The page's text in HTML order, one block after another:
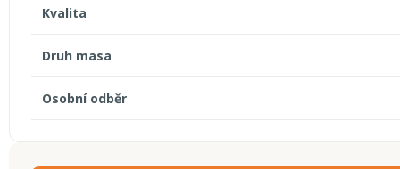
Kvalita
Druh masa
Osobní odběr